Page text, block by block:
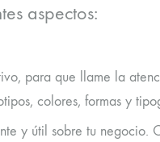
aspectos:
para que llame la
colores, formas y
y útil sobre tu negocio.